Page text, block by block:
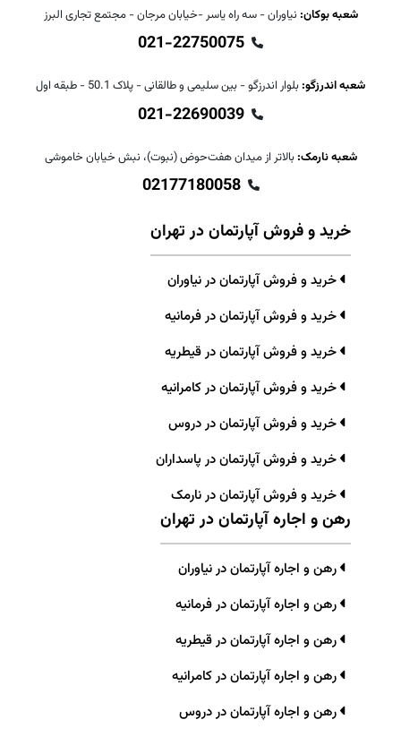
شعبه بوکان: نیاوران - سه راه یاسر -خیابان مرجان - مجتمع تجاری البرز
021-22750075
شعبه اندرزگو: بلوار اندرزگو - بین سلیمی و طالقانی - پلاک 50.1 - طبقه اول
021-22690039
شعبه نارمک: بالاتر از میدان هفت‌حوض (نبوت)، نبش خیابان خاموشی
02177180058
خرید و فروش آپارتمان در تهران
خرید و فروش آپارتمان در نیاوران
خرید و فروش آپارتمان در فرمانیه
خرید و فروش آپارتمان در قیطریه
خرید و فروش آپارتمان در کامرانیه
خرید و فروش آپارتمان در دروس
خرید و فروش آپارتمان در پاسداران
خرید و فروش آپارتمان در نارمک
رهن و اجاره آپارتمان در تهران
رهن و اجاره آپارتمان در نیاوران
رهن و اجاره آپارتمان در فرمانیه
رهن و اجاره آپارتمان در قیطریه
رهن و اجاره آپارتمان در کامرانیه
رهن و اجاره آپارتمان در دروس